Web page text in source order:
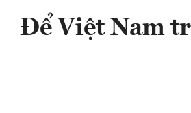
Để Việt Nam